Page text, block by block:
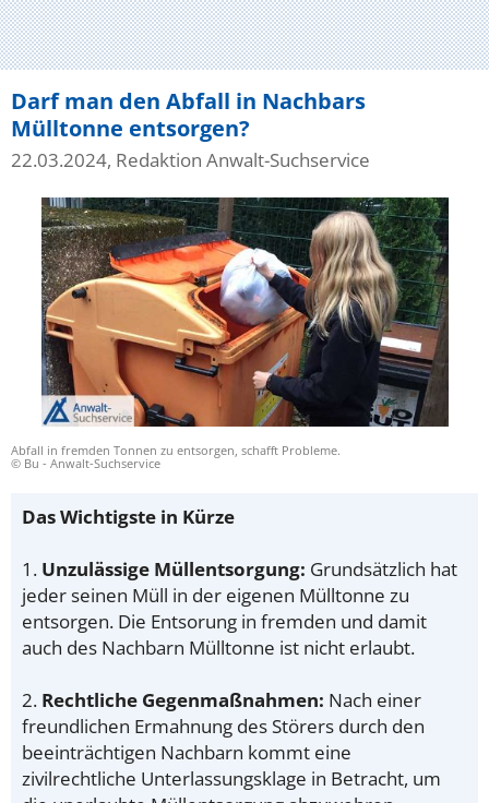
Darf man den Abfall in Nachbars
Mülltonne entsorgen?
22.03.2024, Redaktion Anwalt-Suchservice
Abfall in fremden Tonnen zu entsorgen, schafft Probleme.
© Bu - Anwalt-Suchservice
Das Wichtigste in Kürze
1. Unzulässige Müllentsorgung: Grundsätzlich hat
jeder seinen Müll in der eigenen Mülltonne zu
entsorgen. Die Entsorung in fremden und damit
auch des Nachbarn Mülltonne ist nicht erlaubt.
2. Rechtliche Gegenmaßnahmen: Nach einer
freundlichen Ermahnung des Störers durch den
beeinträchtigen Nachbarn kommt eine
zivilrechtliche Unterlassungsklage in Betracht, um